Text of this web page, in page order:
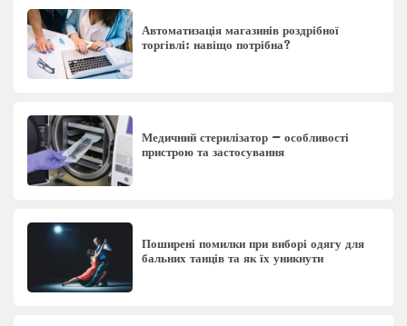
Автоматизація магазинів роздрібної
торгівлі: навіщо потрібна?
Медичний стерилізатор – особливості
пристрою та застосування
Поширені помилки при виборі одягу для
бальних танців та як їх уникнути